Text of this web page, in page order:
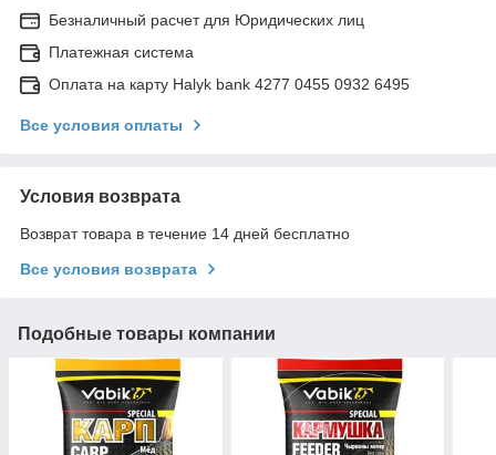
Безналичный расчет для Юридических лиц
Платежная система
Оплата на карту Halyk bank 4277 0455 0932 6495
Все условия оплаты
Условия возврата
Возврат товара в течение 14 дней бесплатно
Все условия возврата
Подобные товары компании